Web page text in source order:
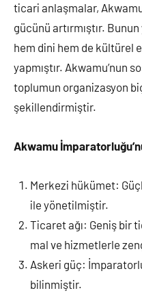
ticari anlaşmalar,
gücünü artırmıştır.
hem dini hem de kültürel
yapmıştır. Akwamu’nun
toplumun organizasyon
şekillendirmiştir.
Akwamu
Merkezi hükümet:
ile yönetilmiştir.
Ticaret ağı: Geniş bir
mal ve hizmetlerle
Askeri güç:
bilinmiştir.